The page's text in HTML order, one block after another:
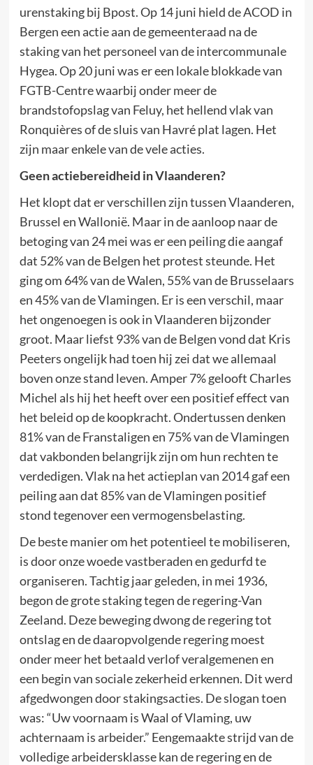
urenstaking bij Bpost. Op 14 juni hield de ACOD in
Bergen een actie aan de gemeenteraad na de
staking van het personeel van de intercommunale
Hygea. Op 20 juni was er een lokale blokkade van
FGTB-Centre waarbij onder meer de
brandstofopslag van Feluy, het hellend vlak van
Ronquières of de sluis van Havré plat lagen. Het
zijn maar enkele van de vele acties.
Geen actiebereidheid in Vlaanderen?
Het klopt dat er verschillen zijn tussen Vlaanderen,
Brussel en Wallonië. Maar in de aanloop naar de
betoging van 24 mei was er een peiling die aangaf
dat 52% van de Belgen het protest steunde. Het
ging om 64% van de Walen, 55% van de Brusselaars
en 45% van de Vlamingen. Er is een verschil, maar
het ongenoegen is ook in Vlaanderen bijzonder
groot. Maar liefst 93% van de Belgen vond dat Kris
Peeters ongelijk had toen hij zei dat we allemaal
boven onze stand leven. Amper 7% gelooft Charles
Michel als hij het heeft over een positief effect van
het beleid op de koopkracht. Ondertussen denken
81% van de Franstaligen en 75% van de Vlamingen
dat vakbonden belangrijk zijn om hun rechten te
verdedigen. Vlak na het actieplan van 2014 gaf een
peiling aan dat 85% van de Vlamingen positief
stond tegenover een vermogensbelasting.
De beste manier om het potentieel te mobiliseren,
is door onze woede vastberaden en gedurfd te
organiseren. Tachtig jaar geleden, in mei 1936,
begon de grote staking tegen de regering-Van
Zeeland. Deze beweging dwong de regering tot
ontslag en de daaropvolgende regering moest
onder meer het betaald verlof veralgemenen en
een begin van sociale zekerheid erkennen. Dit werd
afgedwongen door stakingsacties. De slogan toen
was: “Uw voornaam is Waal of Vlaming, uw
achternaam is arbeider.” Eengemaakte strijd van de
volledige arbeidersklasse kan de regering en de